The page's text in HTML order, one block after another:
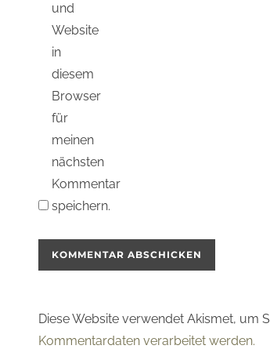
und
Website
in
diesem
Browser
für
meinen
nächsten
Kommentar
speichern.
Diese Website verwendet Akismet, um
Kommentardaten verarbeitet werden.